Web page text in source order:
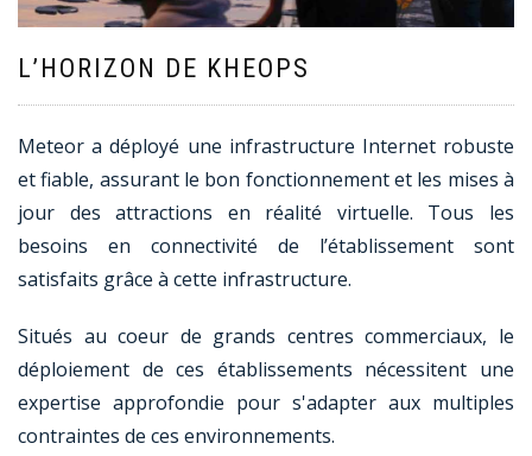
L’HORIZON DE KHEOPS
Meteor a déployé une infrastructure Internet robuste
et fiable, assurant le bon fonctionnement et les mises à
jour des attractions en réalité virtuelle. Tous les
besoins en connectivité de l’établissement sont
satisfaits grâce à cette infrastructure.
Situés au coeur de grands centres commerciaux, le
déploiement de ces établissements nécessitent une
expertise approfondie pour s'adapter aux multiples
contraintes de ces environnements.